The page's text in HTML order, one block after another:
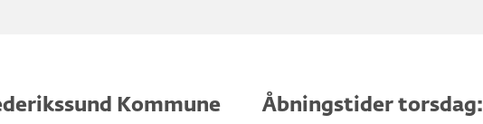
Kommune Åbningstider torsdag: